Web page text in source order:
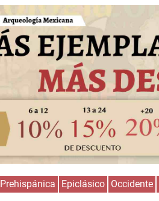
Prehispánica Epiclásico Occidente